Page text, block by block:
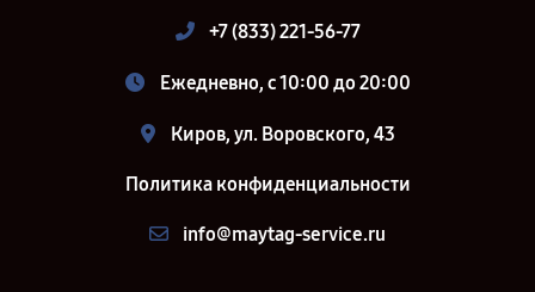
+7 (833) 221-56-77
Ежедневно, с 10:00 до 20:00
Киров, ул. Воровского, 43
Политика конфиденциальности
info@maytag-service.ru